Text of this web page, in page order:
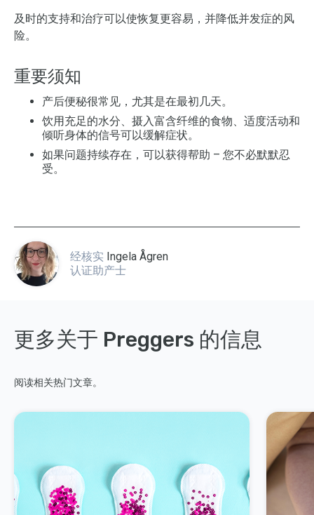
及时的支持和治疗可以使恢复更容易，并降低并发症的风
险。
重要须知
产后便秘很常见，尤其是在最初几天。
饮用充足的水分、摄入富含纤维的食物、适度活动和
倾听身体的信号可以缓解症状。
如果问题持续存在，可以获得帮助 – 您不必默默忍
受。
经核实 Ingela Ågren
认证助产士
更多关于 Preggers 的信息
阅读相关热门文章。